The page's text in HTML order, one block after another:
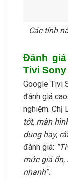
Các tính
Đánh
Tivi Sony
Google Tivi
đánh giá
nghiệm. Chị
tốt, màn
dung hay,
đánh giá:
mức giá ổn,
nhanh”.